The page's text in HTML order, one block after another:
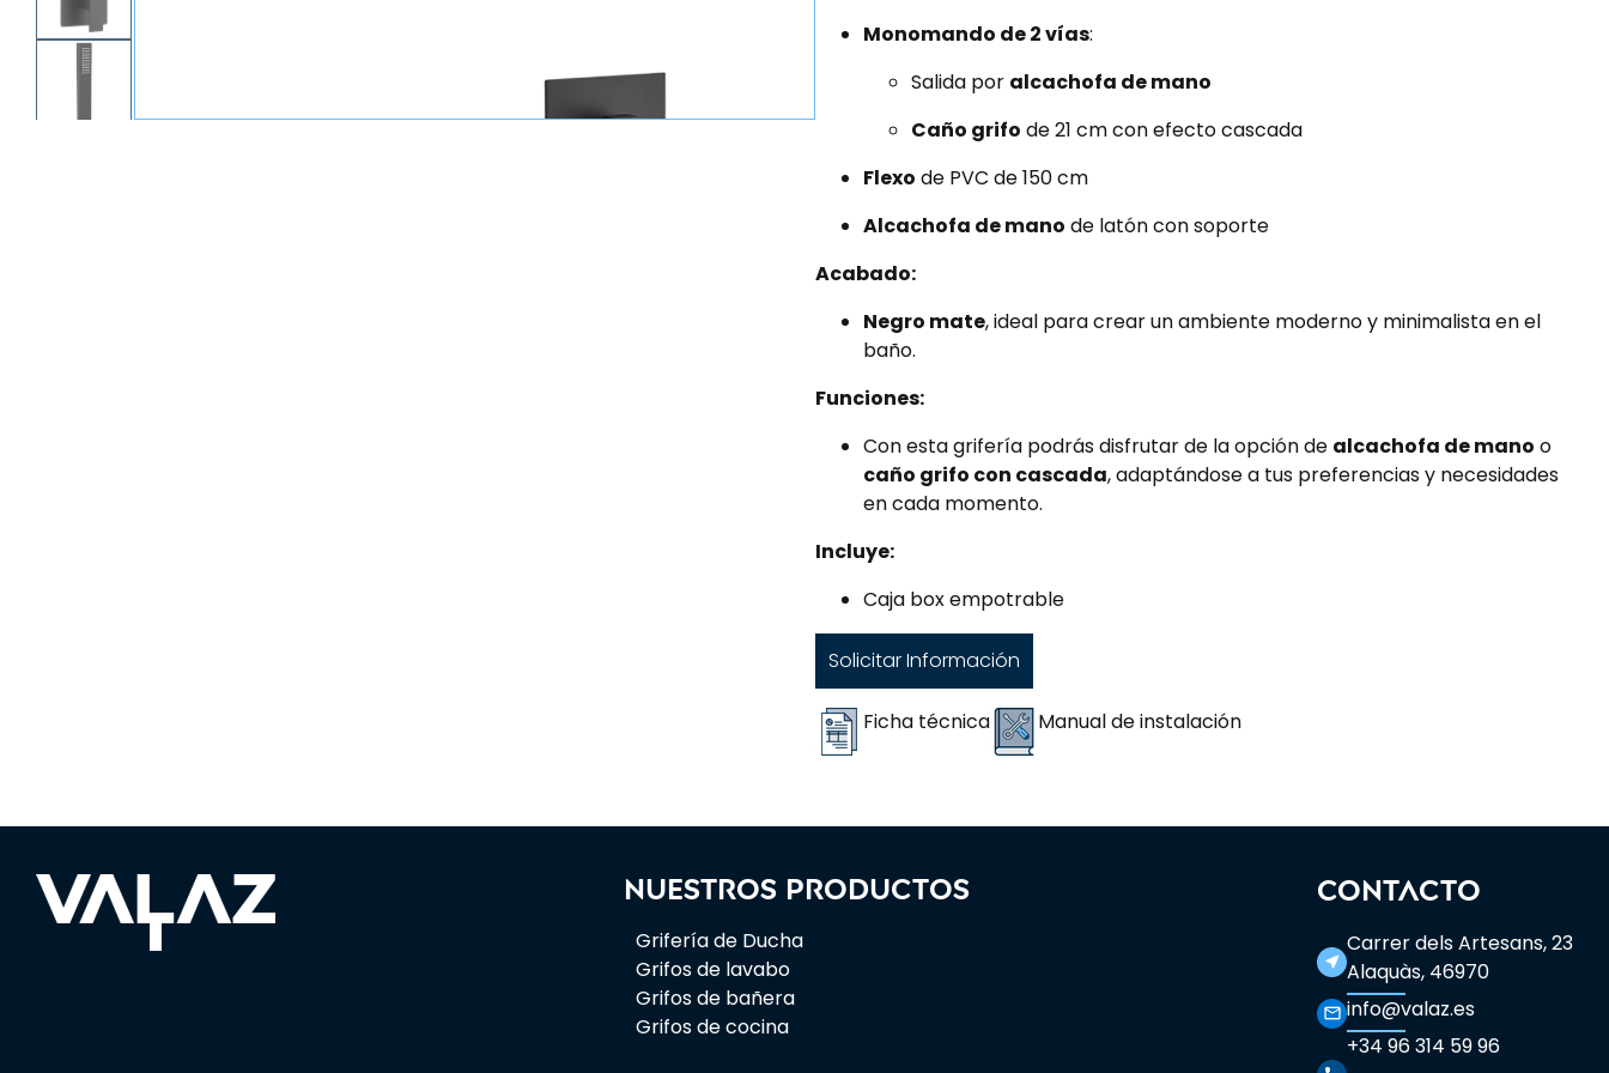
Monomando de 2 vías:
Salida por alcachofa de mano
Caño grifo de 21 cm con efecto cascada
Flexo de PVC de 150 cm
Alcachofa de mano de latón con soporte
Acabado:
Negro mate, ideal para crear un ambiente moderno y minimalista en el
baño.
Funciones:
Con esta grifería podrás disfrutar de la opción de alcachofa de mano o
caño grifo con cascada, adaptándose a tus preferencias y necesidades
en cada momento.
Incluye:
Caja box empotrable
Solicitar Información
Ficha técnica Manual de instalación
Nuestros productos
Grifería de Ducha
Grifos de lavabo
Grifos de bañera
Grifos de cocina
CONTACTO
near_me
Carrer dels Artesans, 23
Alaquàs, 46970
mail_outline info@valaz.es
+34 96 314 59 96